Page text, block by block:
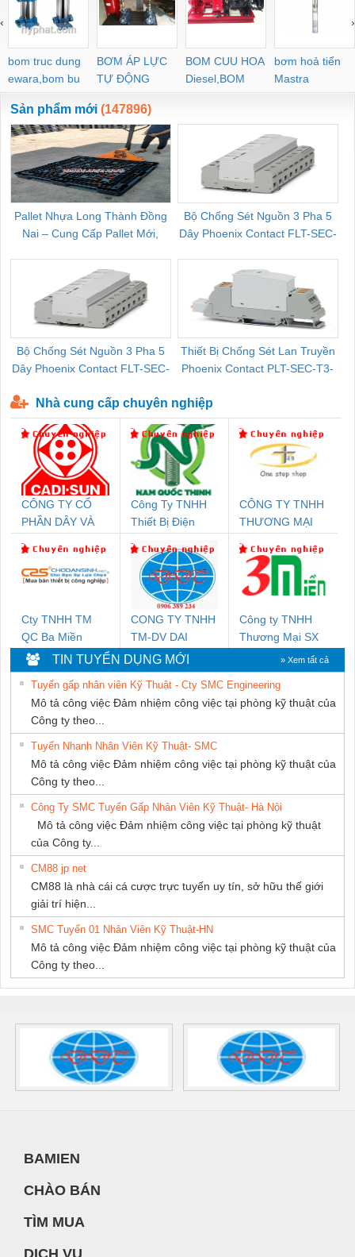
bom truc dung
ewara,bom bu
ewara
BƠM ÁP LỰC
TỰ ĐỘNG
BOM CUU HOA
Diesel,BOM
CHUA CHAY
bơm hoả tiển
Mastra
‹ ›
Sản phẩm mới (147896)
Pallet Nhựa Long Thành Đồng
Nai – Cung Cấp Pallet Mới,
Bộ Chống Sét Nguồn 3 Pha 5
Dây Phoenix Contact FLT-SEC-
Bộ Chống Sét Nguồn 3 Pha 5
Dây Phoenix Contact FLT-SEC-
Thiết Bị Chống Sét Lan Truyền
Phoenix Contact PLT-SEC-T3-
Nhà cung cấp chuyên nghiệp
CÔNG TY CỔ
PHẦN DÂY VÀ
THƯỢNG ĐÌNH
Công Ty TNHH
Thiết Bị Điện
CÔNG TY TNHH
THƯƠNG MẠI
NAM
Cty TNHH TM
QC Ba Miền
CONG TY TNHH
TM-DV DAI
DONG THANH
Công ty TNHH
Thương Mại SX
TIN TUYỂN DỤNG MỚI » Xem tất cả
Tuyển gấp nhân viên Kỹ Thuật - Cty SMC Engineering
Mô tả công việc Đảm nhiệm công việc tại phòng kỹ thuật của
Công ty theo...
Tuyển Nhanh Nhân Viên Kỹ Thuật- SMC
Mô tả công việc Đảm nhiệm công việc tại phòng kỹ thuật của
Công ty theo...
Công Ty SMC Tuyển Gấp Nhân Viên Kỹ Thuật- Hà Nội
Mô tả công việc Đảm nhiệm công việc tại phòng kỹ thuật
của Công ty...
CM88 jp net
CM88 là nhà cái cá cược trực tuyến uy tín, sở hữu thế giới
giải trí hiện...
SMC Tuyển 01 Nhân Viên Kỹ Thuật-HN
Mô tả công việc Đảm nhiệm công việc tại phòng kỹ thuật của
Công ty theo...
BAMIEN
CHÀO BÁN
TÌM MUA